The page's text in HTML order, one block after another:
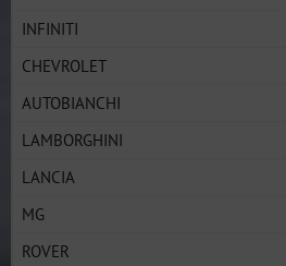
INFINITI
CHEVROLET
AUTOBIANCHI
LAMBORGHINI
LANCIA
MG
ROVER